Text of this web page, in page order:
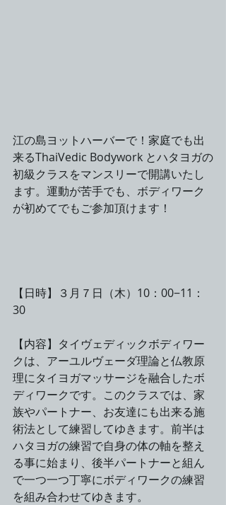
江の島ヨットハーバーで！家庭でも出
来るThaiVedic Bodywork とハタヨガの
初級クラスをマンスリーで開講いたし
ます。運動が苦手でも、ボディワーク
が初めてでもご参加頂けます！
【日時】３月７日（木）10：00−11：
30
【内容】タイヴェディックボディワー
クは、アーユルヴェーダ理論と仏教原
理にタイヨガマッサージを融合したボ
ディワークです。このクラスでは、家
族やパートナー、お友達にも出来る施
術法として練習してゆきます。前半は
ハタヨガの練習で自身の体の軸を整え
る事に始まり、後半パートナーと組ん
で一つ一つ丁寧にボディワークの練習
を組み合わせてゆきます。